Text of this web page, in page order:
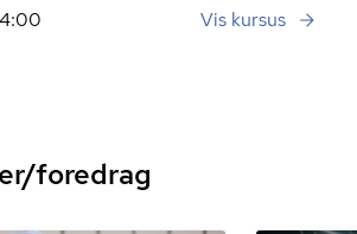
Vis kursus
foredrag